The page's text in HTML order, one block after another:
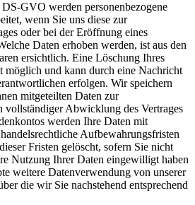
GVO werden personenbezogene
wenn Sie uns diese zur
oder bei der Eröffnung eines
Daten erhoben werden, ist aus den
ersichtlich. Eine Löschung Ihres
möglich und kann durch eine Nachricht
erfolgen. Wir speichern
mitgeteilten Daten zur
vollständiger Abwicklung des Vertrages
werden Ihre Daten mit
Aufbewahrungsfristen
Fristen gelöscht, sofern Sie nicht
Nutzung Ihrer Daten eingewilligt haben
weitere Datenverwendung von unserer
die wir Sie nachstehend entsprechend